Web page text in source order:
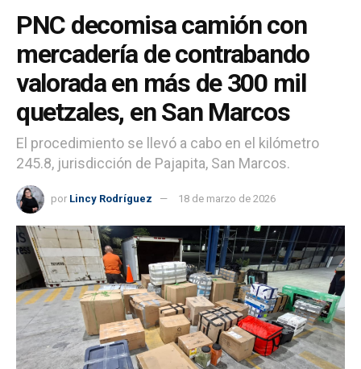
PNC decomisa camión con
mercadería de contrabando
valorada en más de 300 mil
quetzales, en San Marcos
El procedimiento se llevó a cabo en el kilómetro
245.8, jurisdicción de Pajapita, San Marcos.
por Lincy Rodríguez 18 de marzo de 2026